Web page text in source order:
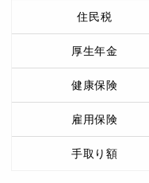
住民税
厚生年金
健康保険
雇用保険
手取り額